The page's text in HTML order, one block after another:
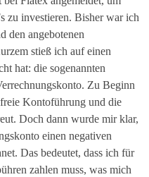
zu investieren. Bisher war ich
den angebotenen
stieß ich auf einen
hat: die sogenannten
Zu Beginn
Kontoführung und die
Doch dann wurde mir klar,
einen negativen
Das bedeutet, dass ich für
zahlen muss, was mich